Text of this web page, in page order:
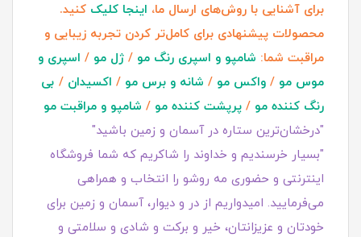
برای آشنایی با روش‌های ارسال ما، اینجا کلیک کنید.
محصولات پیشنهادی برای کامل‌تر کردن تجربه زیبایی و
مراقبت شما: شامپو و اسپری رنگ مو / ژل مو / اسپری و
موس مو / واکس مو / شانه و برس مو / اکسیدان / بی
رنگ کننده مو / پرپشت کننده مو / شامپو و مراقبت مو
"درخشان‌ترین ستاره در آسمان و زمین باشید"
"بسیار خرسندیم و خداوند را شاکریم که شما فروشگاه
اینترنتی و حضوری مه روشو را انتخاب و همراهی
می‌فرمایید. امیدواریم از در و دیوار، آسمان و زمین برای
خودتان و عزیزانتان، خیر و برکت و شادی و سلامتی و